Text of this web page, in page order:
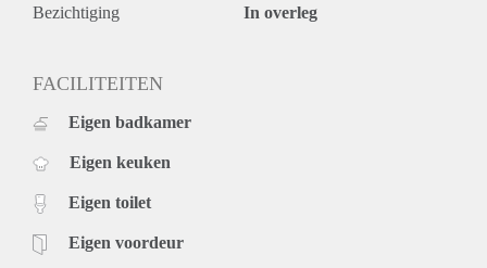
Bezichtiging In overleg
FACILITEITEN
Eigen badkamer
Eigen keuken
Eigen toilet
Eigen voordeur